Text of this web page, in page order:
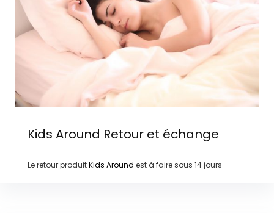
Kids Around Retour et échange
Le retour produitKids Around est à faire sous 14 jours